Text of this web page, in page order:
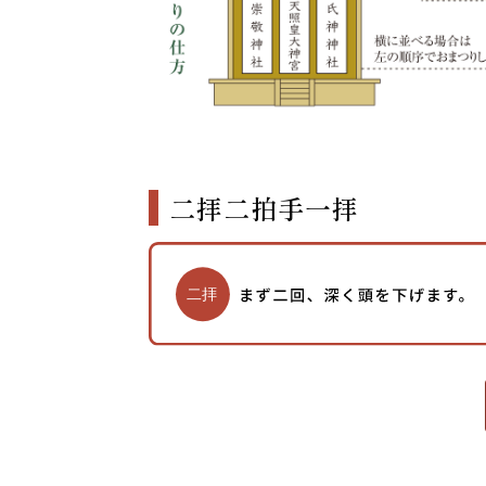
二拝二拍手一拝